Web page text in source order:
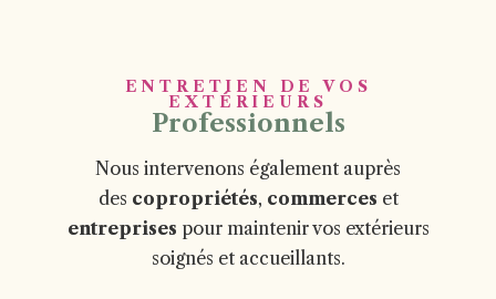
ENTRETIEN DE VOS
EXTÉRIEURS
Professionnels
Nous intervenons également auprès
des copropriétés, commerces et
entreprises pour maintenir vos extérieurs
soignés et accueillants.